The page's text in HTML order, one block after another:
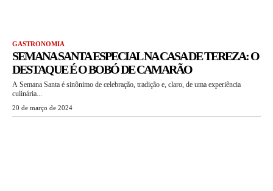
GASTRONOMIA
SEMANA SANTA ESPECIAL NA CASA DE TEREZA: O
DESTAQUE É O BOBÓ DE CAMARÃO
A Semana Santa é sinônimo de celebração, tradição e, claro, de uma experiência
culinária...
20 de março de 2024